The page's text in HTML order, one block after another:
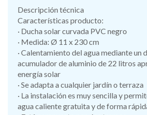
Descripción técnica
Características producto:
· Ducha solar curvada PVC negro
· Medida: Ø 11 x 230 cm
· Calentamiento del agua mediante un
acumulador de aluminio de 22 litros
energía solar
· Se adapta a cualquier jardín o terraza
· La instalación es muy sencilla y
agua caliente gratuita y de forma